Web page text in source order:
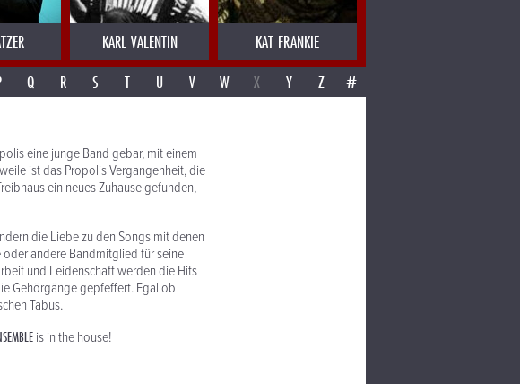
KARL VALENTIN KAT FRANKIE
Q R S T U V W X Y Z #
eine junge Band gebar, mit einem
ist das Propolis Vergangenheit, die
ein neues Zuhause gefunden,
die Liebe zu den Songs mit denen
andere Bandmitglied für seine
und Leidenschaft werden die Hits
Gehörgänge gepfeffert. Egal ob
Tabus.
is in the house!